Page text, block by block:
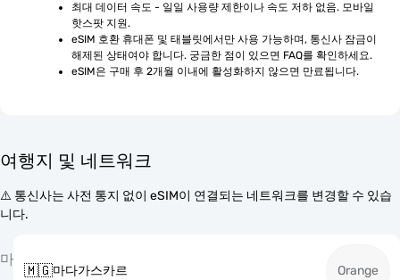
최대 데이터 속도 - 일일 사용량 제한이나 속도 저하 없음. 모바일
핫스팟 지원.
eSIM 호환 휴대폰 및 태블릿에서만 사용 가능하며, 통신사 잠금이
해제된 상태여야 합니다. 궁금한 점이 있으면 FAQ를 확인하세요.
eSIM은 구매 후 2개월 이내에 활성화하지 않으면 만료됩니다.
여행지 및 네트워크
⚠️ 통신사는 사전 통지 없이 eSIM이 연결되는 네트워크를 변경할 수 있습
니다.
마
🇲🇬마다가스카르 Orange